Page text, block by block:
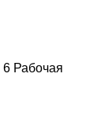
6 Рабочая